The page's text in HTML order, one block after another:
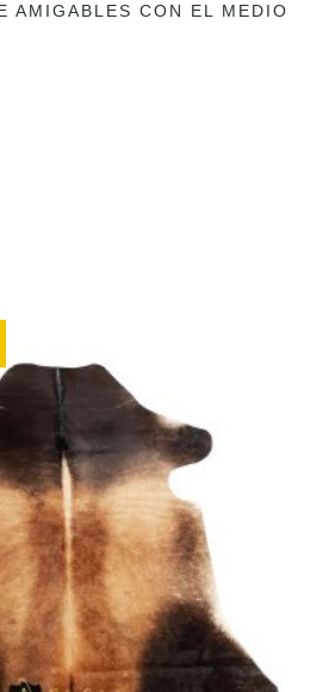
AMIGABLES CON EL MEDIO